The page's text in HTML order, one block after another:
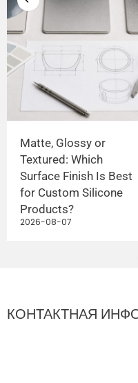
Matte, Glossy or
Textured: Which
Surface Finish Is Best
for Custom Silicone
Products?
2026-08-07
КОНТАКТНАЯ